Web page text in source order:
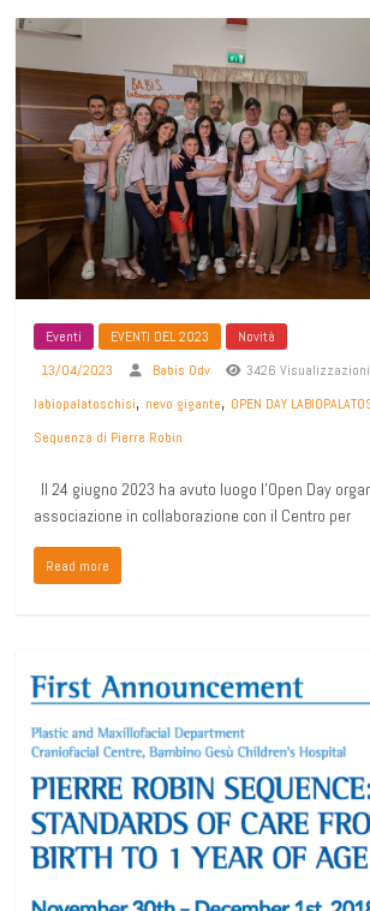
Eventi EVENTI DEL 2023
Novità
13/04/2023
Babis Odv 3426 Visualizzazioni
labiopalatoschisi, nevo gigante, OPEN DAY
Sequenza di Pierre Robin
Il 24 giugno 2023 ha avuto luogo l’Open Day
associazione in collaborazione con il Centro per
Read more